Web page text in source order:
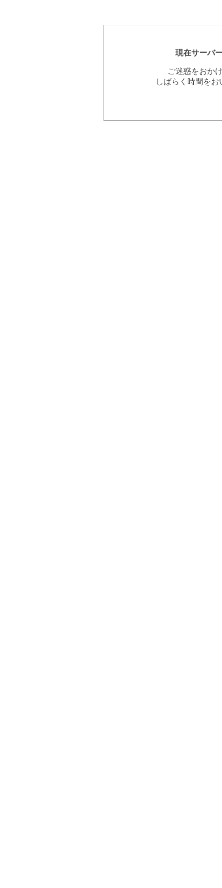
現在サーバ
ご迷惑をおか
しばらく時間を